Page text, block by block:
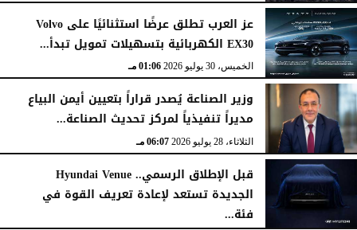
عز العرب تطلق عرضًا استثنائيًا على Volvo
EX30 الكهربائية بتسهيلات تمويل تبدأ...
الخميس، 30 يوليو 2026 01:06 مـ
وزير الصناعة يُصدر قراراً بتعيين أيمن البياع
مديراً تنفيذياً لمركز تحديث الصناعة...
الثلاثاء، 28 يوليو 2026 06:07 مـ
قبل الإطلاق الرسمي.. Hyundai Venue
الجديدة تستعد لإعادة تعريف القوة في
فئة...